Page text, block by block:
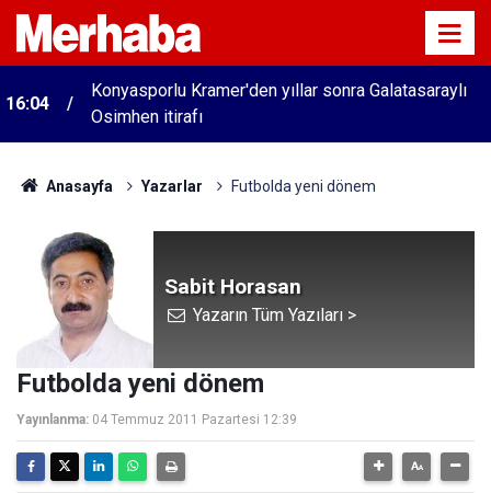
16:04
Konyasporlu Kramer'den yıllar sonra Galatasaraylı
Osimhen itirafı
Anasayfa Yazarlar Futbolda yeni dönem
Sabit Horasan
Yazarın Tüm Yazıları >
Futbolda yeni dönem
Yayınlanma: 04 Temmuz 2011 Pazartesi 12:39